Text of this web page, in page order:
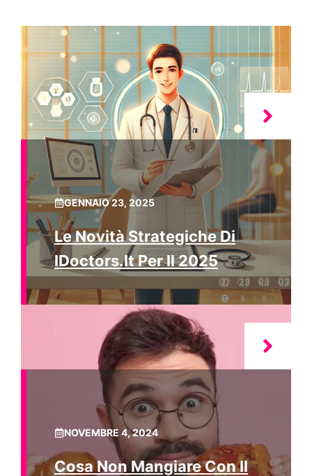
GENNAIO 23, 2025
Le Novità Strategiche Di
IDoctors.it Per Il 2025
NOVEMBRE 4, 2024
Cosa Non Mangiare Con Il